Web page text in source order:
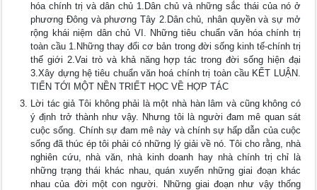
hóa chính trị và dân chủ 1.Dân chủ và những sắc thái của nó ở
phương Đông và phương Tây 2.Dân chủ, nhân quyền và sự mở
rộng khái niệm dân chủ VI. Những tiêu chuẩn văn hóa chính trị
toàn cầu 1.Những thay đổi cơ bản trong đời sống kinh tế-chính trị
thế giới 2.Vai trò và khả năng hợp tác trong đời sống hiện đại
3.Xây dựng hệ tiêu chuẩn văn hoá chính trị toàn cầu KẾT LUẬN.
TIẾN TỚI MỘT NỀN TRIẾT HỌC VỀ HỢP TÁC
Lời tác giả Tôi không phải là một nhà hàn lâm và cũng không có
ý định trở thành như vậy. Nhưng tôi là người đam mê quan sát
cuộc sống. Chính sự đam mê này và chính sự hấp dẫn của cuộc
sống đã thúc ép tôi phải có những lý giải về nó. Tôi cho rằng, nhà
nghiên cứu, nhà văn, nhà kinh doanh hay nhà chính trị chỉ là
những trạng thái khác nhau, quán xuyến những giai đoạn khác
nhau của đời một con người. Những giai đoạn như vậy thống